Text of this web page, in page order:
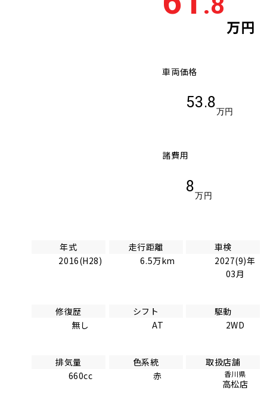
万円
車両価格
53.8
万円
諸費用
8
万円
年式
2016(H28)
走行距離
6.5万km
車検
2027(9)年
03月
修復歴
無し
シフト
AT
駆動
2WD
排気量
660cc
色系統
赤
取扱店舗
香川県
高松店